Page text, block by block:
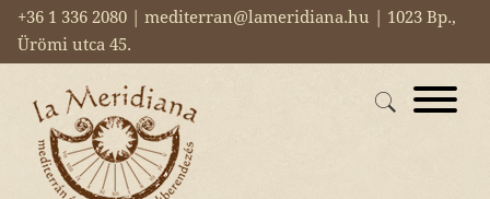
+36 1 336 2080 | mediterran@lameridiana.hu | 1023 Bp.,
Ürömi utca 45.